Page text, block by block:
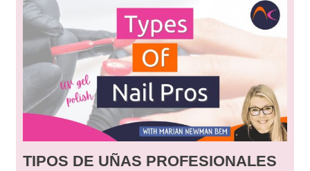
TIPOS DE UÑAS PROFESIONALES